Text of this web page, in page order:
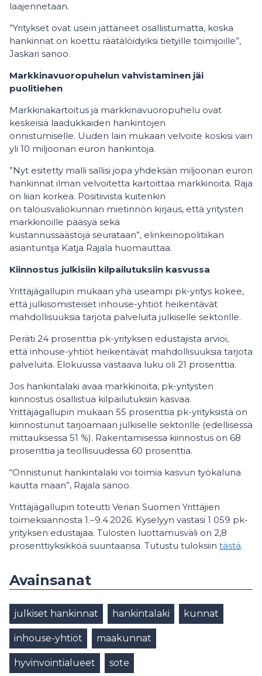
laajennetaan.
”Yritykset ovat usein jättäneet osallistumatta, koska
hankinnat on koettu räätälöidyiksi tietyille toimijoille”,
Jaskari sanoo.
Markkinavuoropuhelun vahvistaminen jäi
puolitiehen
Markkinakartoitus ja markkinavuoropuhelu ovat
keskeisiä laadukkaiden hankintojen
onnistumiselle. Uuden lain mukaan velvoite koskisi vain
yli 10 miljoonan euron hankintoja.
”Nyt esitetty malli sallisi jopa yhdeksän miljoonan euron
hankinnat ilman velvoitetta kartoittaa markkinoita. Raja
on liian korkea. Positiivista kuitenkin
on talousvaliokunnan mietinnön kirjaus, että yritysten
markkinoille pääsyä sekä
kustannussäästöjä seurataan”, elinkeinopolitiikan
asiantuntija Katja Rajala huomauttaa.
Kiinnostus julkisiin kilpailutuksiin kasvussa
Yrittäjägallupin mukaan yhä useampi pk-yritys kokee,
että julkisomisteiset inhouse-yhtiöt heikentävät
mahdollisuuksia tarjota palveluita julkiselle sektorille.
Peräti 24 prosenttia pk-yrityksen edustajista arvioi,
että inhouse-yhtiöt heikentävät mahdollisuuksia tarjota
palveluita. Elokuussa vastaava luku oli 21 prosenttia.
Jos hankintalaki avaa markkinoita, pk-yritysten
kiinnostus osallistua kilpailutuksiin kasvaa.
Yrittäjägallupin mukaan 55 prosenttia pk-yrityksistä on
kiinnostunut tarjoamaan julkiselle sektorille (edellisessä
mittauksessa 51 %). Rakentamisessa kiinnostus on 68
prosenttia ja teollisuudessa 60 prosenttia.
“Onnistunut hankintalaki voi toimia kasvun työkaluna
kautta maan”, Rajala sanoo.
Yrittäjägallupin toteutti Verian Suomen Yrittäjien
toimeksiannosta 1.–9.4.2026. Kyselyyn vastasi 1 059 pk-
yrityksen edustajaa. Tulosten luottamusväli on 2,8
prosenttiyksikköä suuntaansa. Tutustu tuloksiin tästä.
Avainsanat
julkiset hankinnat hankintalaki kunnat
inhouse-yhtiöt maakunnat
hyvinvointialueet sote